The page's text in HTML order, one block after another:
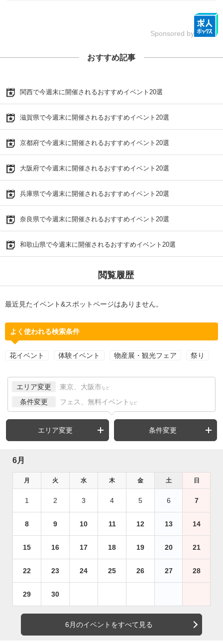
Sponsored by
おすすめ記事
関西で今週末に開催されるおすすめイベント20選
滋賀県で今週末に開催されるおすすめイベント20選
京都府で今週末に開催されるおすすめイベント20選
大阪府で今週末に開催されるおすすめイベント20選
兵庫県で今週末に開催されるおすすめイベント20選
奈良県で今週末に開催されるおすすめイベント20選
和歌山県で今週末に開催されるおすすめイベント20選
閲覧履歴
最近見たイベント&スポットページはありません。
よく使われる検索条件
花イベント 体験イベント 物産展・観光フェア 祭り
エリア変更 東京、大阪市 など
条件変更 フェス、無料イベント など
エリア変更 条件変更
6月
月 火 水 木 金 土 日
1 2 3 4 5 6 7
8 9 10 11 12 13 14
15 16 17 18 19 20 21
22 23 24 25 26 27 28
29 30
6月のイベントをすべて見る